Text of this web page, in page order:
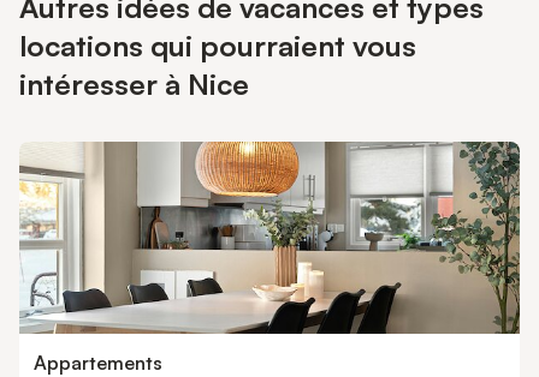
Autres idées de vacances et types
locations qui pourraient vous
intéresser à Nice
Appartements